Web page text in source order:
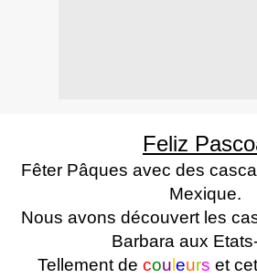
Feliz
Fêter Pâques avec des
Mexique.
Nous avons découvert les
Barbara aux
Tellement de cou eurs et